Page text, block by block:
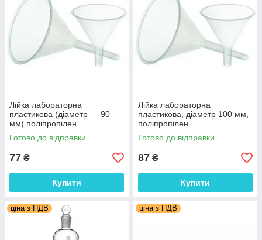
Лійка лабораторна
пластикова (діаметр — 90
мм) поліпропілен
Готово до відправки
77 ₴
Купити
Лійка лабораторна
пластикова, діаметр 100 мм,
поліпропілен
Готово до відправки
87 ₴
Купити
ціна з ПДВ ціна з ПДВ